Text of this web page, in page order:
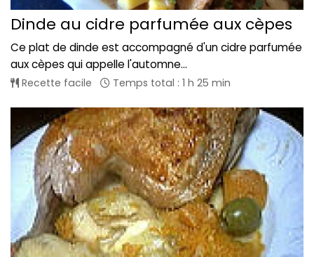
Dinde au cidre parfumée aux cèpes
Ce plat de dinde est accompagné d'un cidre parfumée
aux cèpes qui appelle l'automne...
Recette facile Temps total : 1 h 25 min